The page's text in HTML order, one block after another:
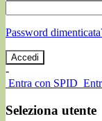
Password
-
Entra con SPID
Seleziona utente